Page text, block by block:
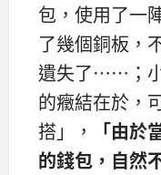
包，使用了一
了幾個銅板，
遺失了……；
的癥結在於，
搭」，
「由於
的錢包，自然